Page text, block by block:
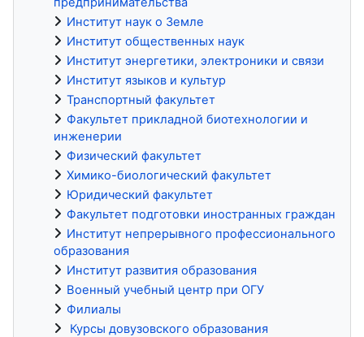
Институт наук о Земле
Институт общественных наук
Институт энергетики, электроники и связи
Институт языков и культур
Транспортный факультет
Факультет прикладной биотехнологии и
инженерии
Физический факультет
Химико-биологический факультет
Юридический факультет
Факультет подготовки иностранных граждан
Институт непрерывного профессионального
образования
Институт развития образования
Военный учебный центр при ОГУ
Филиалы
Курсы довузовского образования